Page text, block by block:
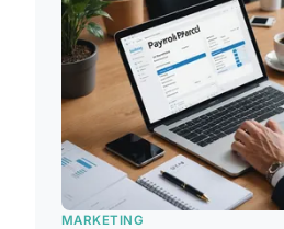
MARKETING